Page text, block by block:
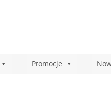
Promocje